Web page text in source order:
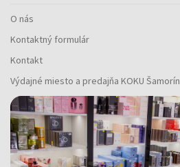
O nás
Kontaktný formulár
Kontakt
Výdajné miesto a predajňa KOKU Šamorín